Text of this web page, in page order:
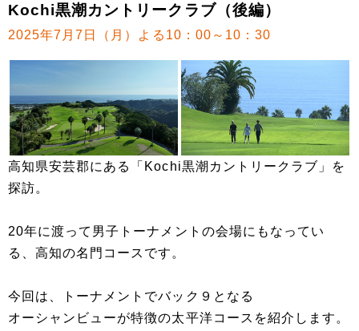
Kochi黒潮カントリークラブ（後編）
2025年7月7日（月）よる10：00～10：30
高知県安芸郡にある「Kochi黒潮カントリークラブ」を
探訪。
20年に渡って男子トーナメントの会場にもなってい
る、高知の名門コースです。
今回は、トーナメントでバック９となる
オーシャンビューが特徴の太平洋コースを紹介します。